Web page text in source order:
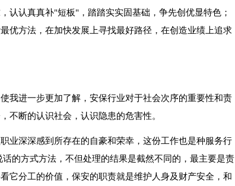
认认真真补"短板"，踏踏实实固基础，争先创优显特色；
优方法，在加快发展上寻找最好路径，在创造业绩上追求
我进一步更加了解，安保行业对于社会次序的重要性和责
不断的认识社会，认识隐患的危害性。
业深深感到所存在的自豪和荣幸，这份工作也是种服务行
的方式方法，不但处理的结果是截然不同的，最主要是责
它分工的价值，保安的职责就是维护人身及财产安全，和